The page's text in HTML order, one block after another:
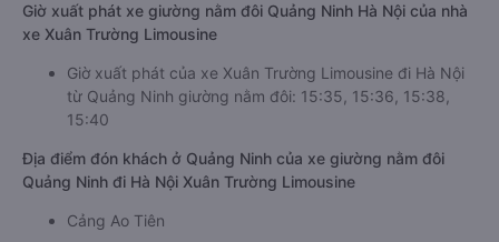
Giờ xuất phát xe giường nằm đôi Quảng Ninh Hà Nội của nhà
xe Xuân Trường Limousine
Giờ xuất phát của xe Xuân Trường Limousine đi Hà Nội
từ Quảng Ninh giường nằm đôi: 15:35, 15:36, 15:38,
15:40
Địa điểm đón khách ở Quảng Ninh của xe giường nằm đôi
Quảng Ninh đi Hà Nội Xuân Trường Limousine
Cảng Ao Tiên